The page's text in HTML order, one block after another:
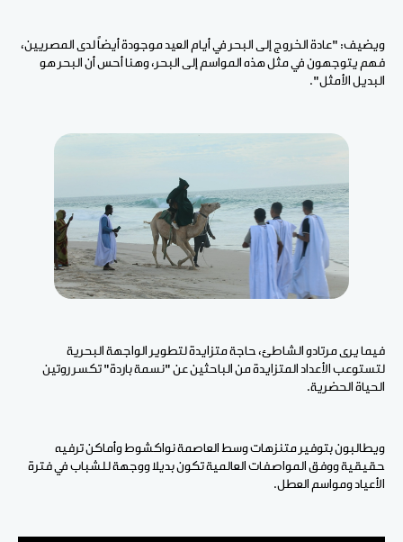
ويضيف: "عادة الخروج إلى البحر في أيام العيد موجودة أيضاً لدى المصريين،
فهم يتوجهون في مثل هذه المواسم إلى البحر، وهنا أحس أن البحر هو
البديل الأمثل".
فيما يرى مرتادو الشاطئ، حاجة متزايدة لتطوير الواجهة البحرية
لتستوعب الأعداد المتزايدة من الباحثين عن "نسمة باردة" تكسر روتين
الحياة الحضرية.
ويطالبون بتوفير متنزهات وسط العاصمة نواكشوط وأماكن ترفيه
حقيقية ووفق المواصفات العالمية تكون بديلا ووجهة للشباب في فترة
الأعياد ومواسم العطل.